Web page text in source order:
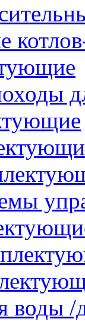
воды /